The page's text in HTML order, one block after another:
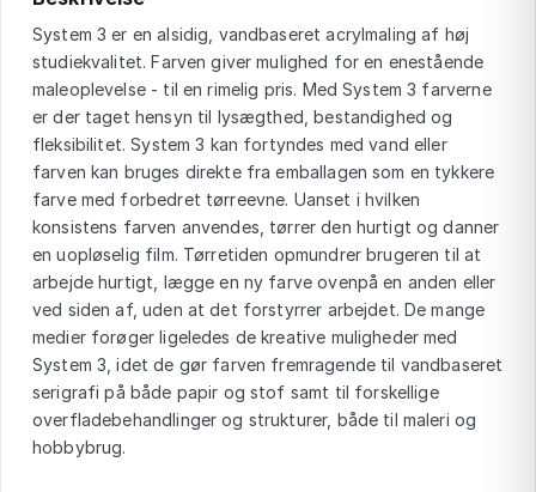
System 3 er en alsidig, vandbaseret acrylmaling af høj
studiekvalitet. Farven giver mulighed for en enestående
maleoplevelse - til en rimelig pris. Med System 3 farverne
er der taget hensyn til lysægthed, bestandighed og
fleksibilitet. System 3 kan fortyndes med vand eller
farven kan bruges direkte fra emballagen som en tykkere
farve med forbedret tørreevne. Uanset i hvilken
konsistens farven anvendes, tørrer den hurtigt og danner
en uopløselig film. Tørretiden opmundrer brugeren til at
arbejde hurtigt, lægge en ny farve ovenpå en anden eller
ved siden af, uden at det forstyrrer arbejdet. De mange
medier forøger ligeledes de kreative muligheder med
System 3, idet de gør farven fremragende til vandbaseret
serigrafi på både papir og stof samt til forskellige
overfladebehandlinger og strukturer, både til maleri og
hobbybrug.